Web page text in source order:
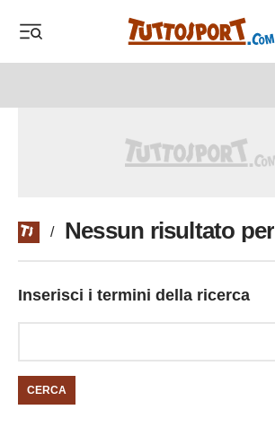
/ Nessun risultato per
Inserisci i termini della ricerca
CERCA